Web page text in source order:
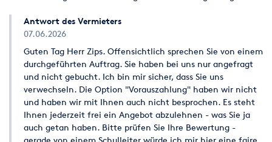
Antwort des Vermieters
07.06.2026
Guten Tag Herr Zips. Offensichtlich sprechen Sie von einem
durchgeführten Auftrag. Sie haben bei uns nur angefragt
und nicht gebucht. Ich bin mir sicher, dass Sie uns
verwechseln. Die Option "Vorauszahlung" haben wir nicht
und haben wir mit Ihnen auch nicht besprochen. Es steht
Ihnen jederzeit frei ein Angebot abzulehnen - was Sie ja
auch getan haben. Bitte prüfen Sie Ihre Bewertung -
gerade von einem Schulleiter würde ich mir hier eine faire